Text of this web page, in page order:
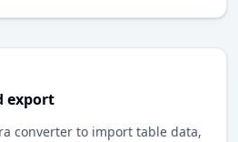
export
converter to import table data,